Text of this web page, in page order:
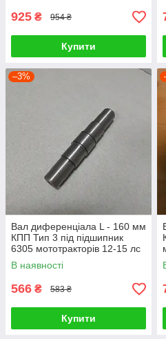
925 ₴ 954 ₴
Купити
–3%
Вал диференціала L - 160 мм
КПП Тип 3 під підшипник
6305 мототракторів 12-15 лс
В наявності
566 ₴ 583 ₴
Купити